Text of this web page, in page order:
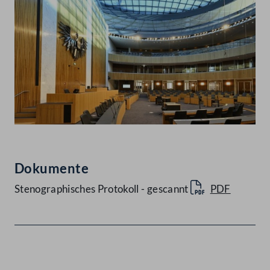
Dokumente
Stenographisches Protokoll - gescannt PDF